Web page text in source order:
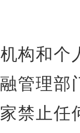
构和个
管理部
禁止任